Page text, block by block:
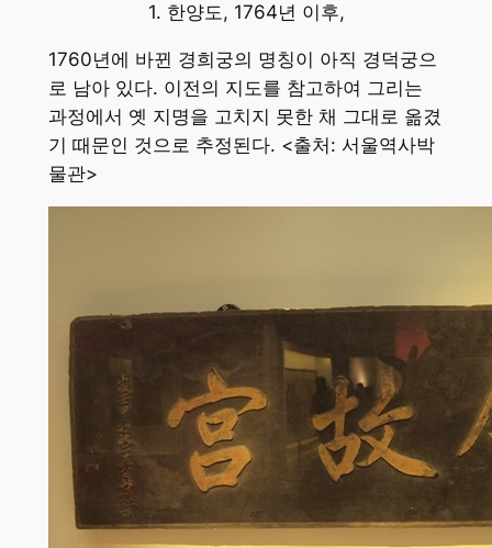
1. 한양도, 1764년 이후,
1760년에 바뀐 경희궁의 명칭이 아직 경덕궁으
로 남아 있다. 이전의 지도를 참고하여 그리는
과정에서 옛 지명을 고치지 못한 채 그대로 옮겼
기 때문인 것으로 추정된다. <출처: 서울역사박
물관>